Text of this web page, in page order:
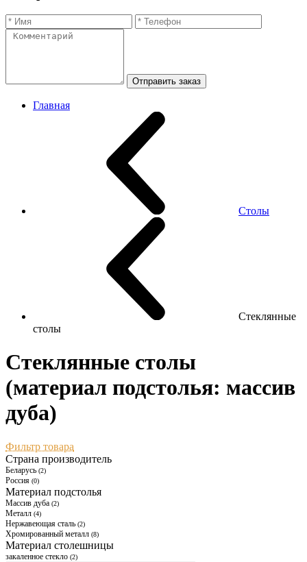
Отправить заказ
Главная
Столы
Стеклянные
столы
Стеклянные столы
(материал подстолья: массив
дуба)
Фильтр товара
Страна производитель
Беларусь (2)
Россия (0)
Материал подстолья
Массив дуба (2)
Металл (4)
Нержавеющая сталь (2)
Хромированный металл (8)
Материал столешницы
закаленное стекло (2)